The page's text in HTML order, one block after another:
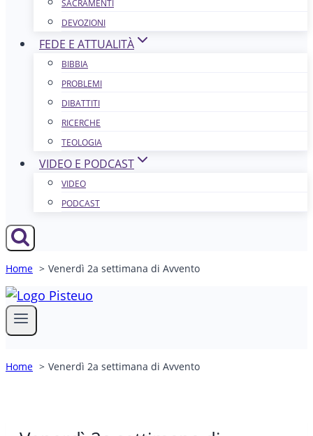
SACRAMENTI
DEVOZIONI
FEDE E ATTUALITÀ
BIBBIA
PROBLEMI
DIBATTITI
RICERCHE
TEOLOGIA
VIDEO E PODCAST
VIDEO
PODCAST
Home Venerdì 2a settimana di Avvento
Home Venerdì 2a settimana di Avvento